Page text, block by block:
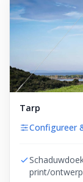
Tarp
Configureer
print/ontwerp